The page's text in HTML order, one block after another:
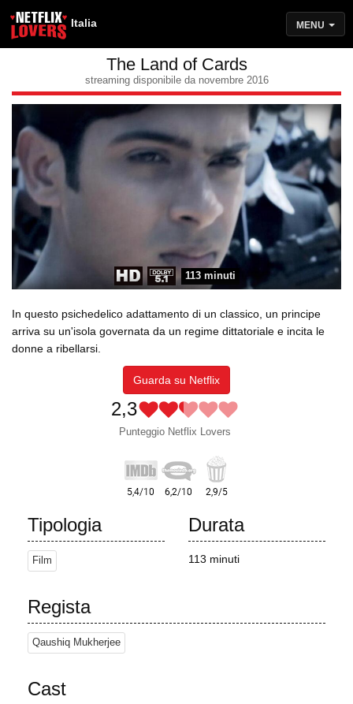
Italia MENU
The Land of Cards
streaming disponibile da novembre 2016
113 minuti
In questo psichedelico adattamento di un classico, un principe
arriva su un'isola governata da un regime dittatoriale e incita le
donne a ribellarsi.
Guarda su Netflix
2,3
Punteggio Netflix Lovers
Tipologia
Film
Durata
113 minuti
Regista
Qaushiq Mukherjee
Cast